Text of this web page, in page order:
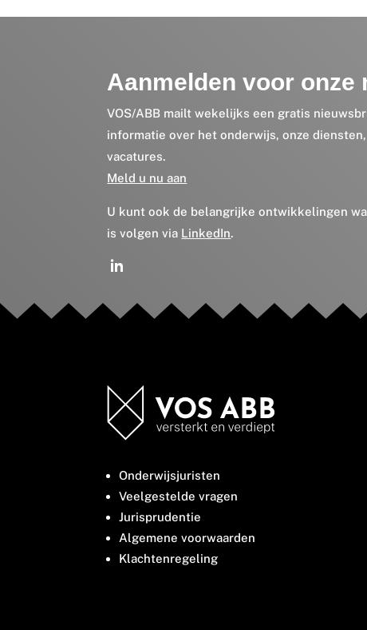
Aanmelden voor onze
VOS/ABB mailt wekelijks een gratis
informatie over het onderwijs, onze
vacatures.
Meld u nu aan
U kunt ook de belangrijke ontwikkelingen
is volgen via LinkedIn.
Onderwijsjuristen
Veelgestelde vragen
Jurisprudentie
Algemene voorwaarden
Klachtenregeling